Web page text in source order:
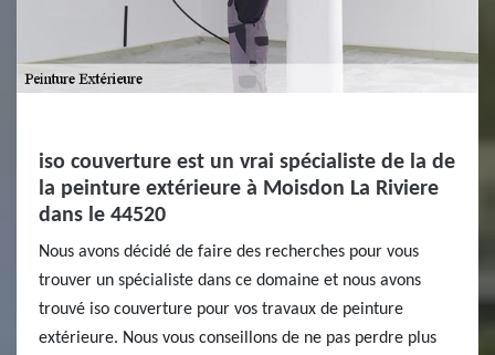
iso couverture est un vrai spécialiste de la de
la peinture extérieure à Moisdon La Riviere
dans le 44520
Nous avons décidé de faire des recherches pour vous
trouver un spécialiste dans ce domaine et nous avons
trouvé iso couverture pour vos travaux de peinture
extérieure. Nous vous conseillons de ne pas perdre plus